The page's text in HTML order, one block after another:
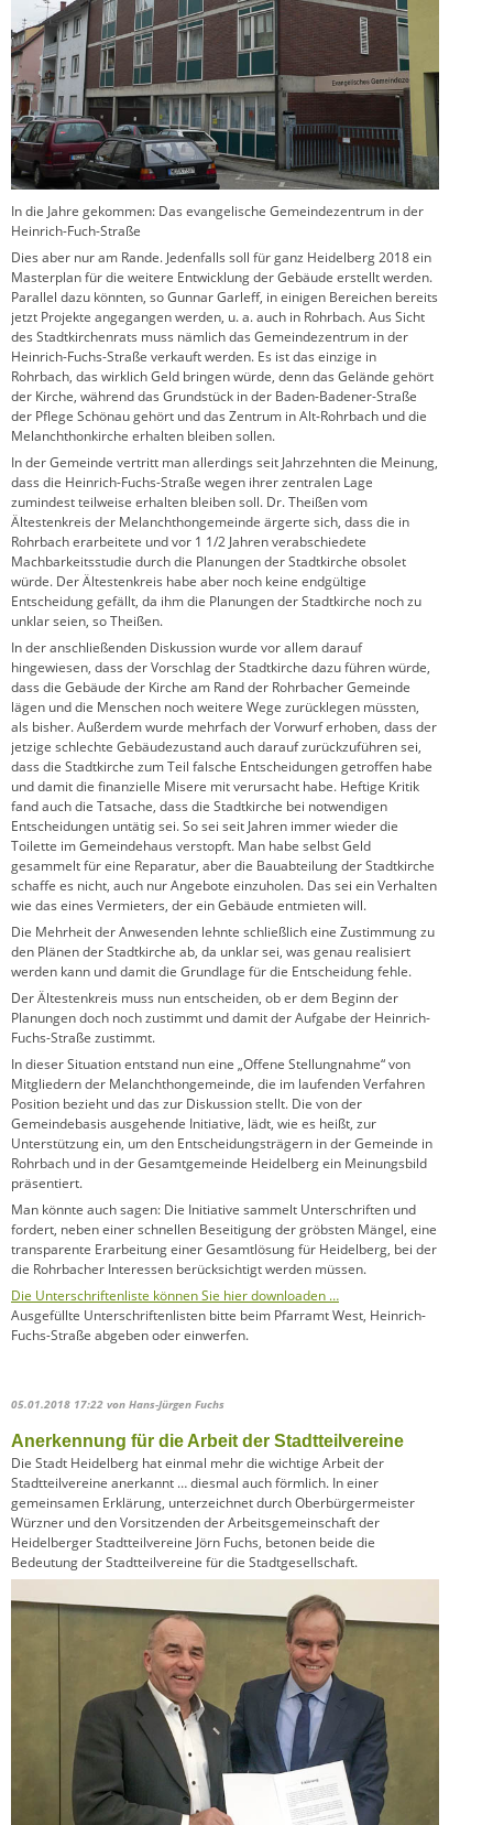
In die Jahre gekommen: Das evangelische Gemeindezentrum in der
Heinrich-Fuch-Straße
Dies aber nur am Rande. Jedenfalls soll für ganz Heidelberg 2018 ein
Masterplan für die weitere Entwicklung der Gebäude erstellt werden.
Parallel dazu könnten, so Gunnar Garleff, in einigen Bereichen bereits
jetzt Projekte angegangen werden, u. a. auch in Rohrbach. Aus Sicht
des Stadtkirchenrats muss nämlich das Gemeindezentrum in der
Heinrich-Fuchs-Straße verkauft werden. Es ist das einzige in
Rohrbach, das wirklich Geld bringen würde, denn das Gelände gehört
der Kirche, während das Grundstück in der Baden-Badener-Straße
der Pflege Schönau gehört und das Zentrum in Alt-Rohrbach und die
Melanchthonkirche erhalten bleiben sollen.
In der Gemeinde vertritt man allerdings seit Jahrzehnten die Meinung,
dass die Heinrich-Fuchs-Straße wegen ihrer zentralen Lage
zumindest teilweise erhalten bleiben soll. Dr. Theißen vom
Ältestenkreis der Melanchthongemeinde ärgerte sich, dass die in
Rohrbach erarbeitete und vor 1 1/2 Jahren verabschiedete
Machbarkeitsstudie durch die Planungen der Stadtkirche obsolet
würde. Der Ältestenkreis habe aber noch keine endgültige
Entscheidung gefällt, da ihm die Planungen der Stadtkirche noch zu
unklar seien, so Theißen.
In der anschließenden Diskussion wurde vor allem darauf
hingewiesen, dass der Vorschlag der Stadtkirche dazu führen würde,
dass die Gebäude der Kirche am Rand der Rohrbacher Gemeinde
lägen und die Menschen noch weitere Wege zurücklegen müssten,
als bisher. Außerdem wurde mehrfach der Vorwurf erhoben, dass der
jetzige schlechte Gebäudezustand auch darauf zurückzuführen sei,
dass die Stadtkirche zum Teil falsche Entscheidungen getroffen habe
und damit die finanzielle Misere mit verursacht habe. Heftige Kritik
fand auch die Tatsache, dass die Stadtkirche bei notwendigen
Entscheidungen untätig sei. So sei seit Jahren immer wieder die
Toilette im Gemeindehaus verstopft. Man habe selbst Geld
gesammelt für eine Reparatur, aber die Bauabteilung der Stadtkirche
schaffe es nicht, auch nur Angebote einzuholen. Das sei ein Verhalten
wie das eines Vermieters, der ein Gebäude entmieten will.
Die Mehrheit der Anwesenden lehnte schließlich eine Zustimmung zu
den Plänen der Stadtkirche ab, da unklar sei, was genau realisiert
werden kann und damit die Grundlage für die Entscheidung fehle.
Der Ältestenkreis muss nun entscheiden, ob er dem Beginn der
Planungen doch noch zustimmt und damit der Aufgabe der Heinrich-
Fuchs-Straße zustimmt.
In dieser Situation entstand nun eine „Offene Stellungnahme“ von
Mitgliedern der Melanchthongemeinde, die im laufenden Verfahren
Position bezieht und das zur Diskussion stellt. Die von der
Gemeindebasis ausgehende Initiative, lädt, wie es heißt, zur
Unterstützung ein, um den Entscheidungsträgern in der Gemeinde in
Rohrbach und in der Gesamtgemeinde Heidelberg ein Meinungsbild
präsentiert.
Man könnte auch sagen: Die Initiative sammelt Unterschriften und
fordert, neben einer schnellen Beseitigung der gröbsten Mängel, eine
transparente Erarbeitung einer Gesamtlösung für Heidelberg, bei der
die Rohrbacher Interessen berücksichtigt werden müssen.
Die Unterschriftenliste können Sie hier downloaden …
Ausgefüllte Unterschriftenlisten bitte beim Pfarramt West, Heinrich-
Fuchs-Straße abgeben oder einwerfen.
05.01.2018 17:22 von Hans-Jürgen Fuchs
Anerkennung für die Arbeit der Stadtteilvereine
Die Stadt Heidelberg hat einmal mehr die wichtige Arbeit der
Stadtteilvereine anerkannt … diesmal auch förmlich. In einer
gemeinsamen Erklärung, unterzeichnet durch Oberbürgermeister
Würzner und den Vorsitzenden der Arbeitsgemeinschaft der
Heidelberger Stadtteilvereine Jörn Fuchs, betonen beide die
Bedeutung der Stadtteilvereine für die Stadtgesellschaft.